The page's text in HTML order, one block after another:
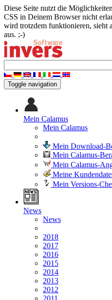
Diese Seite nutzt die
CSS in Deinem Browser nicht
wird trotzdem funktionieren, sieht
aus. ;-)
Toggle navigation
Mein Calamus
Mein Calamus
Mein Download-
Mein Calamus-
Mein Calamus-
Meine
Mein Versions-
News
News
2018
2017
2016
2015
2014
2013
2012
2011